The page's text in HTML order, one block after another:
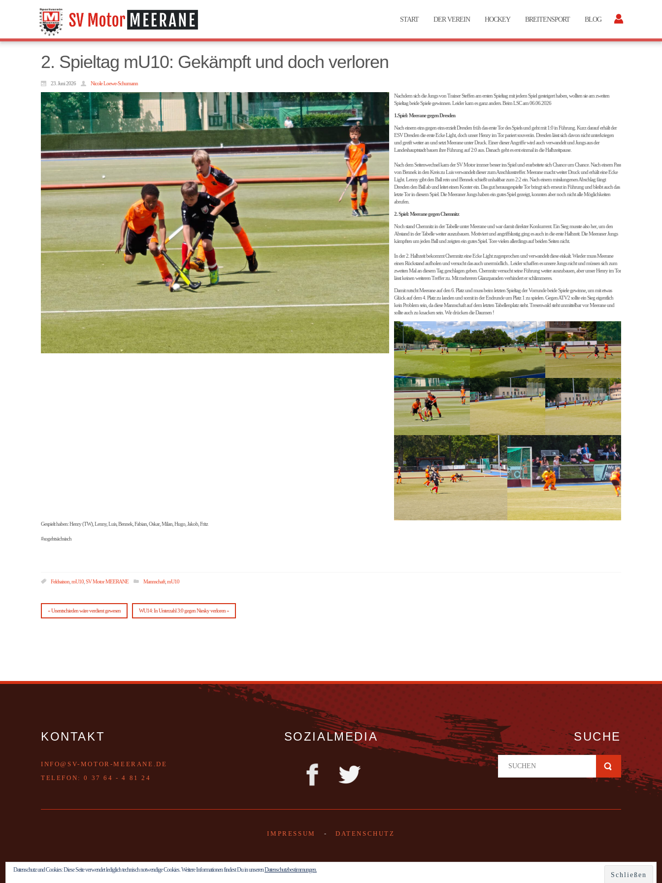
START DER VEREIN HOCKEY BREITENSPORT BLOG
2. Spieltag mU10: Gekämpft und doch verloren
23. Juni 2026 Nicole Loewe-Schumann
Nachdem sich die Jungs von Trainer Steffen am ersten Spieltag mit jedem Spiel gesteigert haben, wollten sie am zweiten
Spieltag beide Spiele gewinnen. Leider kam es ganz anders. Beim LSC am 06.06.2026
1.Spiel: Meerane gegen Dresden
Nach einem eins gegen eins erzielt Dresden früh das erste Tor des Spiels und geht mit 1:0 in Führung. Kurz darauf erhält der
ESV Dresden die erste Ecke Light, doch unser Henry im Tor pariert souverän. Dresden lässt sich davon nicht unterkriegen
und greift weiter an und setzt Meerane unter Druck. Einer dieser Angriffe wird auch verwandelt und Jungs aus der
Landeshauptstadt bauen ihre Führung auf 2:0 aus. Danach geht es erst einmal in die Halbzeitpause.
Nach dem Seitenwechsel kam der SV Motor immer besser ins Spiel und erarbeitete sich Chance um Chance. Nach einem Pass
von Bennek in den Kreis zu Luis verwandelt dieser zum Anschlusstreffer. Meerane macht weiter Druck und erhält eine Ecke
Light. Lenny gibt den Ball rein und Bennek schießt unhaltbar zum 2:2 ein. Nach einem misslungenen Abschlag fängt
Dresden den Ball ab und leitet einen Konter ein. Das gut herausgespielte Tor bringt sich erneut in Führung und bleibt auch das
letzte Tor in diesem Spiel. Die Meeraner Jungs haben ein gutes Spiel gezeigt, konnten aber noch nicht alle Möglichkeiten
abrufen.
2. Spiel: Meerane gegen Chemnitz
Noch stand Chemnitz in der Tabelle unter Meerane und war damit direkter Konkurrent. Ein Sieg musste also her, um den
Abstand in der Tabelle weiter auszubauen. Motiviert und angriffslustig ging es auch in die erste Halbzeit. Die Meeraner Jungs
kämpften um jeden Ball und zeigten ein gutes Spiel. Tore vielen allerdings auf beiden Seiten nicht.
In der 2. Halbzeit bekommt Chemnitz eine Ecke Light zugesprochen und verwandelt diese eiskalt. Wieder muss Meerane
einen Rückstand aufholen und versucht das auch unermüdlich.. Leider schaffen es unsere Jungs nicht und müssen sich zum
zweiten Mal an diesem Tag geschlagen geben. Chemnitz versucht seine Führung weiter auszubauen, aber unser Henry im Tor
lässt keinen weiteren Treffer zu. Mit mehreren Glanzparaden verhindert er schlimmeres.
Damit rutscht Meerane auf den 6. Platz und muss beim letzten Spieltag der Vorrunde beide Spiele gewinne, um mit etwas
Glück auf dem 4. Platz zu landen und somit in der Endrunde um Platz 1 zu spielen. Gegen ATV2 sollte ein Sieg eigentlich
kein Problem sein, da diese Mannschaft auf dem letzten Tabellenplatz steht. Tresenwald steht unmittelbar vor Meerane und
sollte auch zu knacken sein. Wir drücken die Daumen !
Gespielt haben: Henry (TW), Lenny, Luis, Bennek, Fabian, Oskar, Milan, Hugo, Jakob, Fritz
#sogehtsächsisch
Feldsaison mU10 SV Motor MEERANE Mannschaft, mU10
« Unentschieden wäre verdient gewesen WU14: In Unterzahl 3:0 gegen Niesky verloren »
KONTAKT
INFO@SV-MOTOR-MEERANE.DE
T ELEFON:0 37 64 - 4 81 24
SOZIALMEDIA SUCHE
IMPRESSUM - DATENSCHUTZ
Datenschutz und Cookies: Diese Seite verwendet lediglich technisch notwendige Cookies. Weitere Informationen findest Du in unserenDatenschutzbestimmungen.